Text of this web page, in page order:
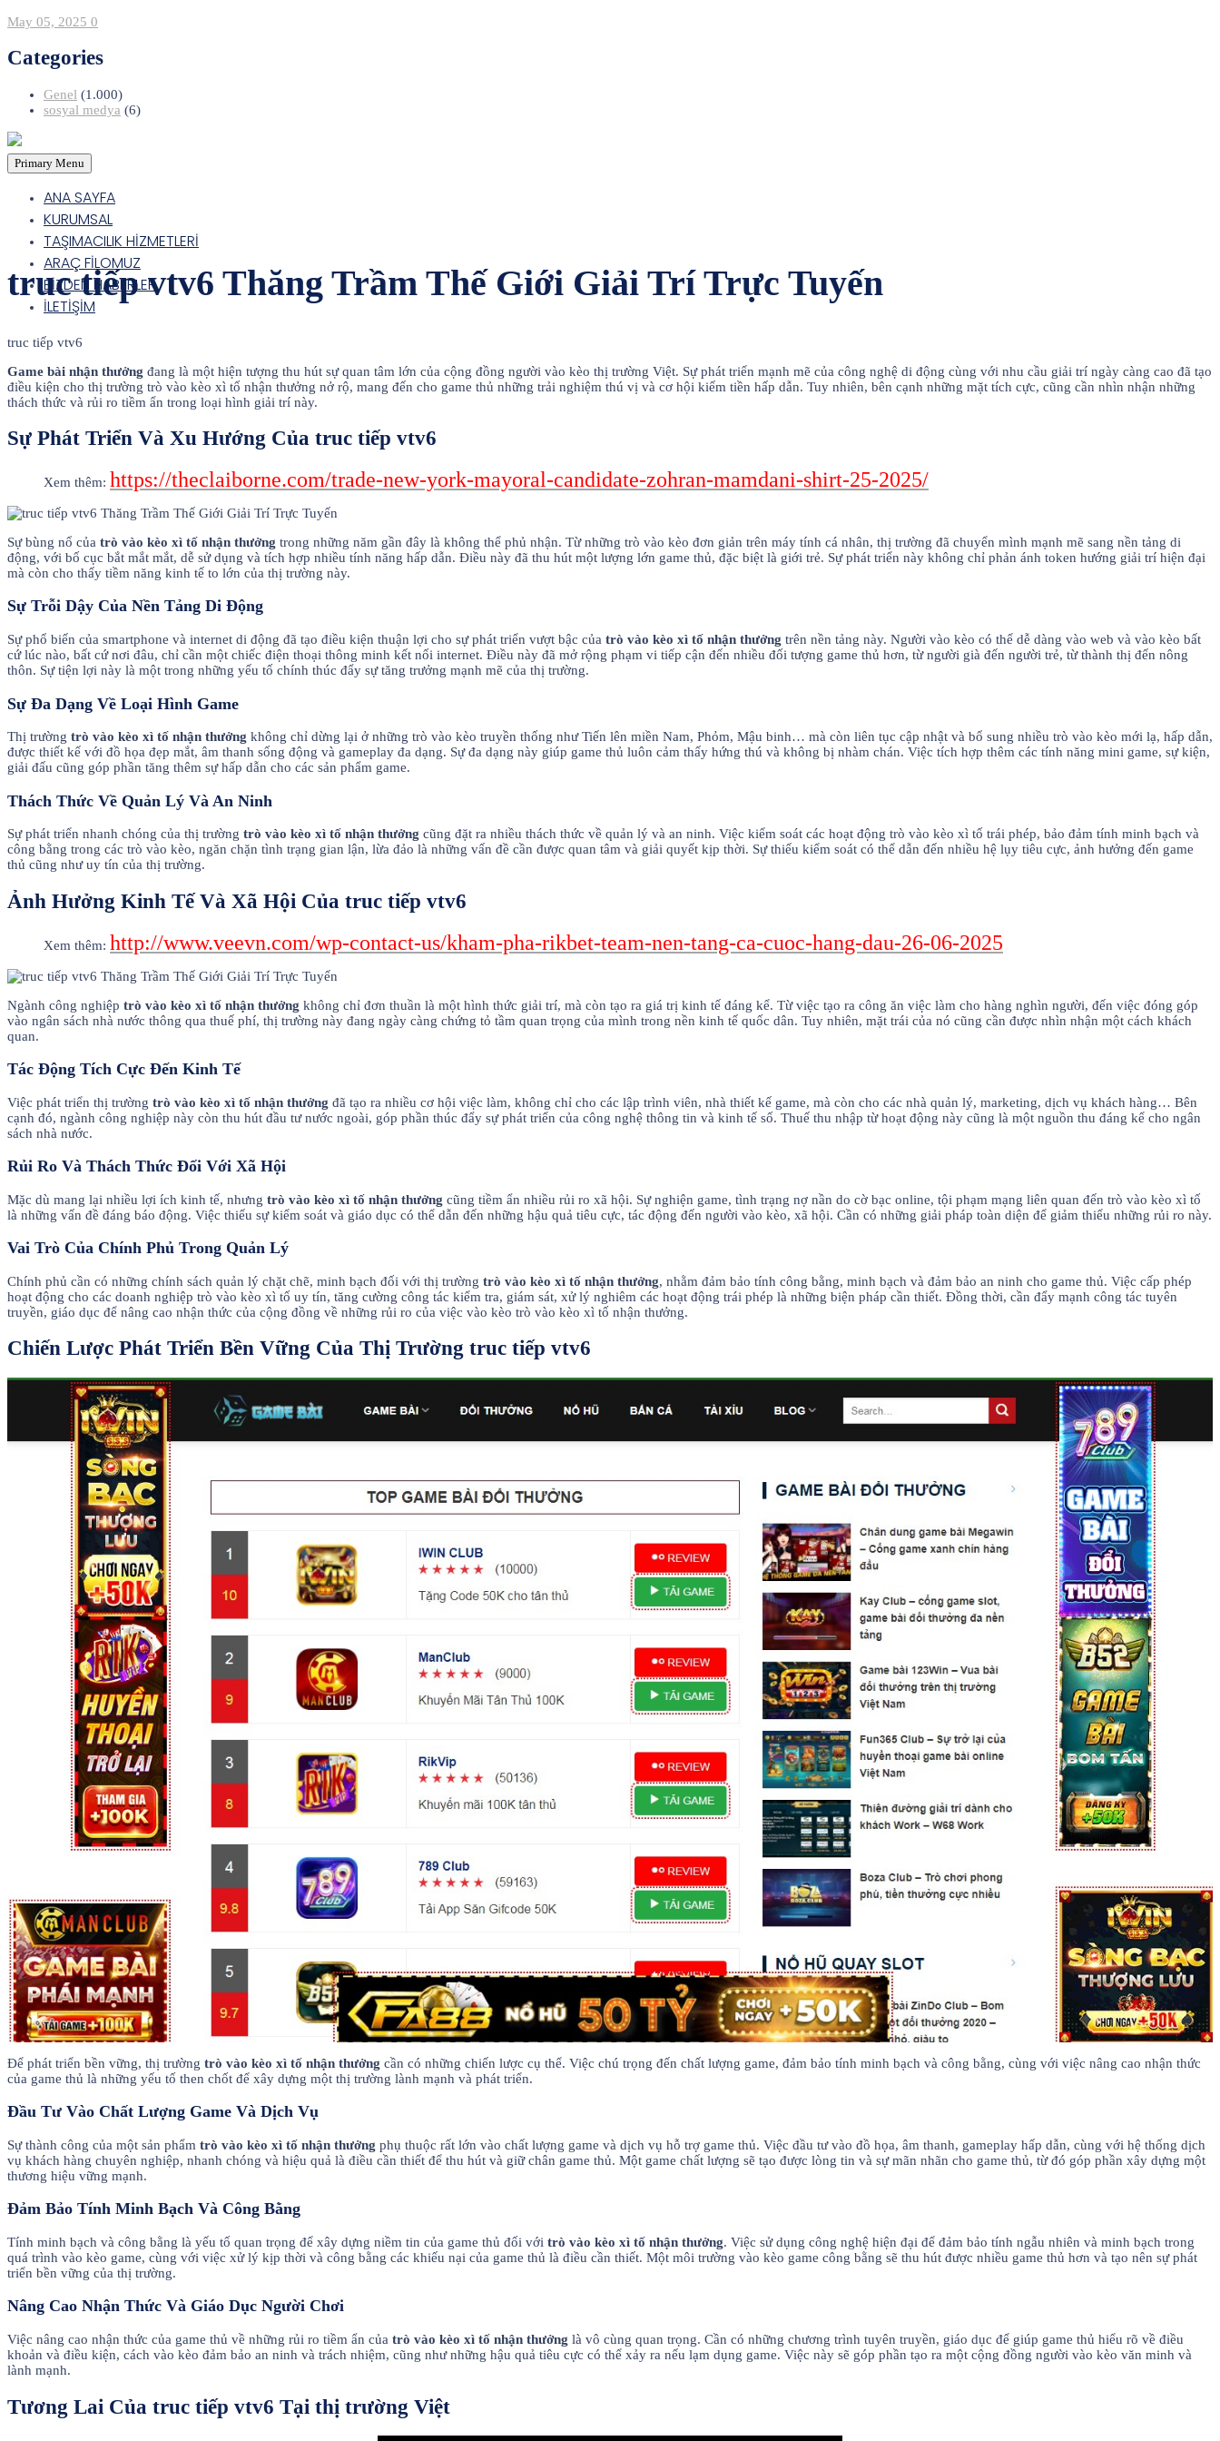
May 05, 2025 0
Categories
Genel (1.000)
sosyal medya (6)
Primary Menu
ANA SAYFA
KURUMSAL
TAŞIMACILIK HİZMETLERİ
ARAÇ FİLOMUZ
BİZDEN HABERLER
İLETİŞİM
truc tiếp vtv6 Thăng Trầm Thế Giới Giải Trí Trực Tuyến
truc tiếp vtv6
Game bài nhận thưởng đang là một hiện tượng thu hút sự quan tâm lớn của cộng đồng người vào kèo thị trường Việt. Sự phát triển mạnh mẽ của công nghệ di động cùng với nhu cầu giải trí ngày càng cao đã tạo
điều kiện cho thị trường trò vào kèo xì tố nhận thưởng nở rộ, mang đến cho game thủ những trải nghiệm thú vị và cơ hội kiếm tiền hấp dẫn. Tuy nhiên, bên cạnh những mặt tích cực, cũng cần nhìn nhận những
thách thức và rủi ro tiềm ẩn trong loại hình giải trí này.
Sự Phát Triển Và Xu Hướng Của truc tiếp vtv6
Xem thêm: https://theclaiborne.com/trade-new-york-mayoral-candidate-zohran-mamdani-shirt-25-2025/
Sự bùng nổ của trò vào kèo xì tố nhận thưởng trong những năm gần đây là không thể phủ nhận. Từ những trò vào kèo đơn giản trên máy tính cá nhân, thị trường đã chuyển mình mạnh mẽ sang nền tảng di
động, với bố cục bắt mắt mắt, dễ sử dụng và tích hợp nhiều tính năng hấp dẫn. Điều này đã thu hút một lượng lớn game thủ, đặc biệt là giới trẻ. Sự phát triển này không chỉ phản ánh token hướng giải trí hiện đại
mà còn cho thấy tiềm năng kinh tế to lớn của thị trường này.
Sự Trỗi Dậy Của Nền Tảng Di Động
Sự phổ biến của smartphone và internet di động đã tạo điều kiện thuận lợi cho sự phát triển vượt bậc của trò vào kèo xì tố nhận thưởng trên nền tảng này. Người vào kèo có thể dễ dàng vào web và vào kèo bất
cứ lúc nào, bất cứ nơi đâu, chỉ cần một chiếc điện thoại thông minh kết nối internet. Điều này đã mở rộng phạm vi tiếp cận đến nhiều đối tượng game thủ hơn, từ người già đến người trẻ, từ thành thị đến nông
thôn. Sự tiện lợi này là một trong những yếu tố chính thúc đẩy sự tăng trưởng mạnh mẽ của thị trường.
Sự Đa Dạng Về Loại Hình Game
Thị trường trò vào kèo xì tố nhận thưởng không chỉ dừng lại ở những trò vào kèo truyền thống như Tiến lên miền Nam, Phỏm, Mậu binh… mà còn liên tục cập nhật và bổ sung nhiều trò vào kèo mới lạ, hấp dẫn,
được thiết kế với đồ họa đẹp mắt, âm thanh sống động và gameplay đa dạng. Sự đa dạng này giúp game thủ luôn cảm thấy hứng thú và không bị nhàm chán. Việc tích hợp thêm các tính năng mini game, sự kiện,
giải đấu cũng góp phần tăng thêm sự hấp dẫn cho các sản phẩm game.
Thách Thức Về Quản Lý Và An Ninh
Sự phát triển nhanh chóng của thị trường trò vào kèo xì tố nhận thưởng cũng đặt ra nhiều thách thức về quản lý và an ninh. Việc kiểm soát các hoạt động trò vào kèo xì tố trái phép, bảo đảm tính minh bạch và
công bằng trong các trò vào kèo, ngăn chặn tình trạng gian lận, lừa đảo là những vấn đề cần được quan tâm và giải quyết kịp thời. Sự thiếu kiểm soát có thể dẫn đến nhiều hệ lụy tiêu cực, ảnh hưởng đến game
thủ cũng như uy tín của thị trường.
Ảnh Hưởng Kinh Tế Và Xã Hội Của truc tiếp vtv6
Xem thêm: http://www.veevn.com/wp-contact-us/kham-pha-rikbet-team-nen-tang-ca-cuoc-hang-dau-26-06-2025
Ngành công nghiệp trò vào kèo xì tố nhận thưởng không chỉ đơn thuần là một hình thức giải trí, mà còn tạo ra giá trị kinh tế đáng kể. Từ việc tạo ra công ăn việc làm cho hàng nghìn người, đến việc đóng góp
vào ngân sách nhà nước thông qua thuế phí, thị trường này đang ngày càng chứng tỏ tầm quan trọng của mình trong nền kinh tế quốc dân. Tuy nhiên, mặt trái của nó cũng cần được nhìn nhận một cách khách
quan.
Tác Động Tích Cực Đến Kinh Tế
Việc phát triển thị trường trò vào kèo xì tố nhận thưởng đã tạo ra nhiều cơ hội việc làm, không chỉ cho các lập trình viên, nhà thiết kế game, mà còn cho các nhà quản lý, marketing, dịch vụ khách hàng… Bên
cạnh đó, ngành công nghiệp này còn thu hút đầu tư nước ngoài, góp phần thúc đẩy sự phát triển của công nghệ thông tin và kinh tế số. Thuế thu nhập từ hoạt động này cũng là một nguồn thu đáng kể cho ngân
sách nhà nước.
Rủi Ro Và Thách Thức Đối Với Xã Hội
Mặc dù mang lại nhiều lợi ích kinh tế, nhưng trò vào kèo xì tố nhận thưởng cũng tiềm ẩn nhiều rủi ro xã hội. Sự nghiện game, tình trạng nợ nần do cờ bạc online, tội phạm mạng liên quan đến trò vào kèo xì tố
là những vấn đề đáng báo động. Việc thiếu sự kiểm soát và giáo dục có thể dẫn đến những hậu quả tiêu cực, tác động đến người vào kèo, xã hội. Cần có những giải pháp toàn diện để giảm thiểu những rủi ro này.
Vai Trò Của Chính Phủ Trong Quản Lý
Chính phủ cần có những chính sách quản lý chặt chẽ, minh bạch đối với thị trường trò vào kèo xì tố nhận thưởng, nhằm đảm bảo tính công bằng, minh bạch và đảm bảo an ninh cho game thủ. Việc cấp phép
hoạt động cho các doanh nghiệp trò vào kèo xì tố uy tín, tăng cường công tác kiểm tra, giám sát, xử lý nghiêm các hoạt động trái phép là những biện pháp cần thiết. Đồng thời, cần đẩy mạnh công tác tuyên
truyền, giáo dục để nâng cao nhận thức của cộng đồng về những rủi ro của việc vào kèo trò vào kèo xì tố nhận thưởng.
Chiến Lược Phát Triển Bền Vững Của Thị Trường truc tiếp vtv6
Để phát triển bền vững, thị trường trò vào kèo xì tố nhận thưởng cần có những chiến lược cụ thể. Việc chú trọng đến chất lượng game, đảm bảo tính minh bạch và công bằng, cùng với việc nâng cao nhận thức
của game thủ là những yếu tố then chốt để xây dựng một thị trường lành mạnh và phát triển.
Đầu Tư Vào Chất Lượng Game Và Dịch Vụ
Sự thành công của một sản phẩm trò vào kèo xì tố nhận thưởng phụ thuộc rất lớn vào chất lượng game và dịch vụ hỗ trợ game thủ. Việc đầu tư vào đồ họa, âm thanh, gameplay hấp dẫn, cùng với hệ thống dịch
vụ khách hàng chuyên nghiệp, nhanh chóng và hiệu quả là điều cần thiết để thu hút và giữ chân game thủ. Một game chất lượng sẽ tạo được lòng tin và sự mãn nhãn cho game thủ, từ đó góp phần xây dựng một
thương hiệu vững mạnh.
Đảm Bảo Tính Minh Bạch Và Công Bằng
Tính minh bạch và công bằng là yếu tố quan trọng để xây dựng niềm tin của game thủ đối với trò vào kèo xì tố nhận thưởng. Việc sử dụng công nghệ hiện đại để đảm bảo tính ngẫu nhiên và minh bạch trong
quá trình vào kèo game, cùng với việc xử lý kịp thời và công bằng các khiếu nại của game thủ là điều cần thiết. Một môi trường vào kèo game công bằng sẽ thu hút được nhiều game thủ hơn và tạo nên sự phát
triển bền vững của thị trường.
Nâng Cao Nhận Thức Và Giáo Dục Người Chơi
Việc nâng cao nhận thức của game thủ về những rủi ro tiềm ẩn của trò vào kèo xì tố nhận thưởng là vô cùng quan trọng. Cần có những chương trình tuyên truyền, giáo dục để giúp game thủ hiểu rõ về điều
khoản và điều kiện, cách vào kèo đảm bảo an ninh và trách nhiệm, cũng như những hậu quả tiêu cực có thể xảy ra nếu lạm dụng game. Việc này sẽ góp phần tạo ra một cộng đồng người vào kèo văn minh và
lành mạnh.
Tương Lai Của truc tiếp vtv6 Tại thị trường Việt